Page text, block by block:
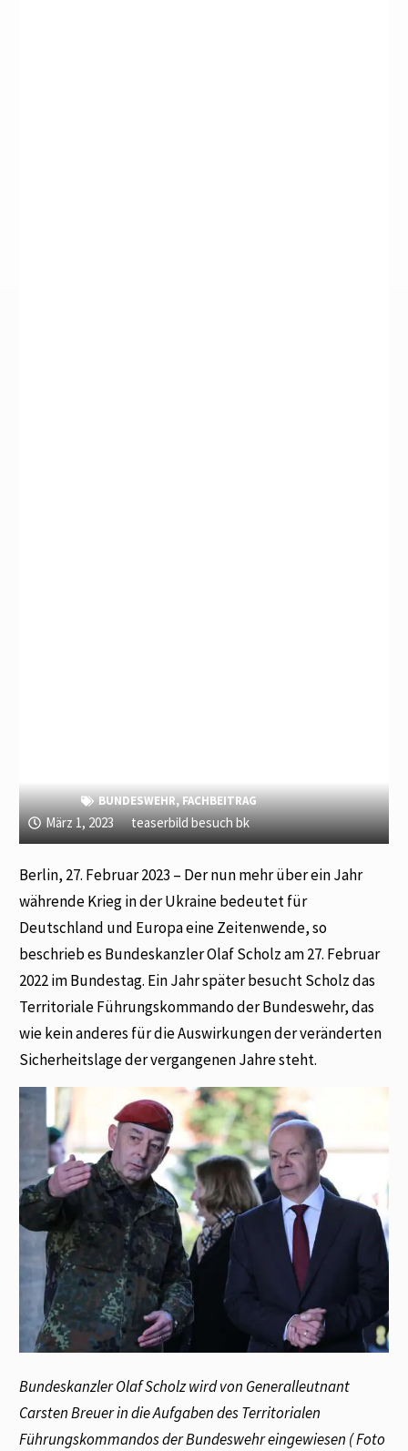
BUNDESWEHR,FACHBEITRAG
März 1, 2023 teaserbild besuch bk
Berlin, 27. Februar 2023 – Der nun mehr über ein Jahr
währende Krieg in der Ukraine bedeutet für
Deutschland und Europa eine Zeitenwende, so
beschrieb es Bundeskanzler Olaf Scholz am 27. Februar
2022 im Bundestag. Ein Jahr später besucht Scholz das
Territoriale Führungskommando der Bundeswehr, das
wie kein anderes für die Auswirkungen der veränderten
Sicherheitslage der vergangenen Jahre steht.
Bundeskanzler Olaf Scholz wird von Generalleutnant
Carsten Breuer in die Aufgaben des Territorialen
Führungskommandos der Bundeswehr eingewiesen ( Foto